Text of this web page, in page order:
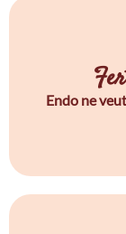
Endo ne